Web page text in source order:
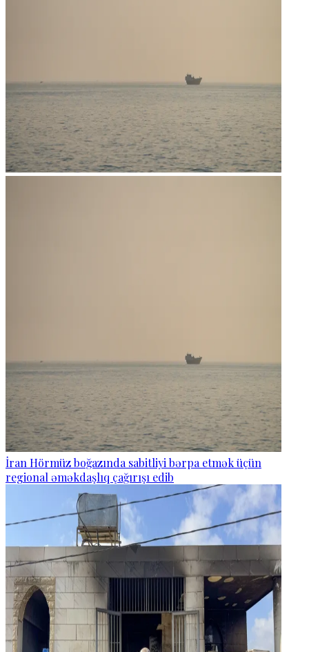
İran Hörmüz boğazında sabitliyi bərpa etmək üçün
regional əməkdaşlıq çağırışı edib